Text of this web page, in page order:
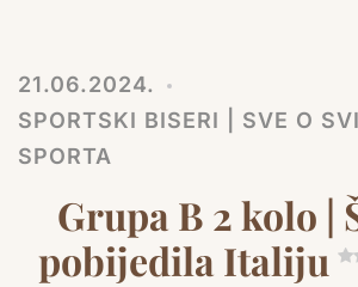
21.06.2024.
SPORTSKI BISERI | SVE O
SPORTA
Grupa B 2 kolo |
pobijedila Italiju